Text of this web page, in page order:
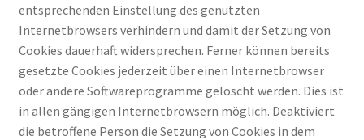
entsprechenden Einstellung des genutzten
Internetbrowsers verhindern und damit der Setzung von
Cookies dauerhaft widersprechen. Ferner können bereits
gesetzte Cookies jederzeit über einen Internetbrowser
oder andere Softwareprogramme gelöscht werden. Dies ist
in allen gängigen Internetbrowsern möglich. Deaktiviert
die betroffene Person die Setzung von Cookies in dem